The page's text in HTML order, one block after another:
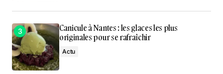
Canicule à Nantes : les glaces les plus
originales pour se rafraîchir
Actu